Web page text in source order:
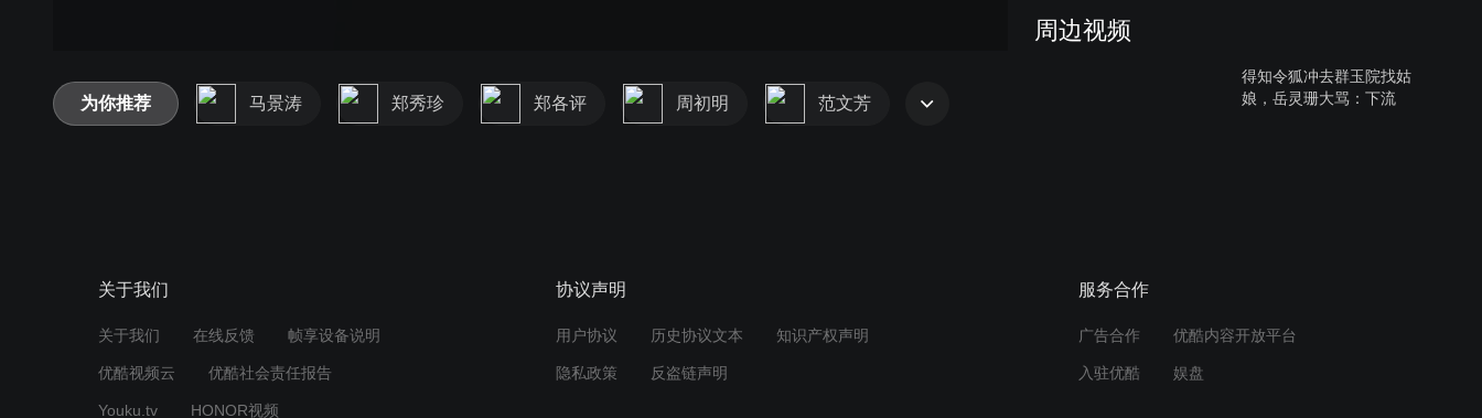
周边视频
得知令狐冲去群玉院找姑
娘，岳灵珊大骂：下流
衣自证清白，令狐冲大战东
为你推荐 马景涛 郑秀珍 郑各评 周初明 范文芳
关于我们
关于我们 在线反馈 帧享设备说明
优酷视频云 优酷社会责任报告
Youku.tv HONOR视频
协议声明
用户协议 历史协议文本 知识产权声明
隐私政策 反盗链声明
服务合作
广告合作 优酷内容开放平台
入驻优酷 娱盘